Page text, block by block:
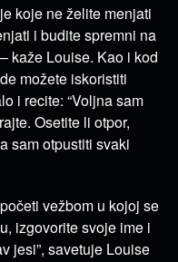
koje ne želite menjati
i budite spremni na
kaže Louise. Kao i kod
možete iskoristiti
i recite: “Voljna sam
Osetite li otpor,
sam otpustiti svaki
vežbom u kojoj se
izgovorite svoje ime i
jesi”, savetuje Louise